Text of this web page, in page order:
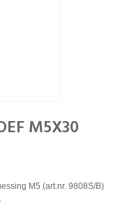
M5X30
M5 (art.nr. 9808S/B)